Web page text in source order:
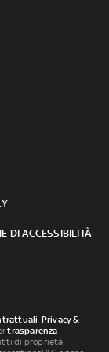
DI ACCESSIBILITÀ
, Privacy &
trasparenza
di proprietà